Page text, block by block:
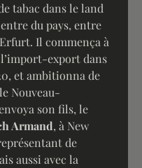
tabac dans le land
du pays, entre
Il commença à
l’import-export dans
et ambitionna de
Nouveau-
son fils, le
Armand, à New
de
aussi avec la